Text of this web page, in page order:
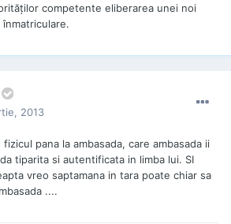
competente eliberarea unei noi
2013
pana la ambasada, care ambasada ii
tiparita si autentificata in limba lui. SI
vreo saptamana in tara poate chiar sa
....